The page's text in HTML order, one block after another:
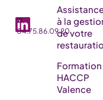
☎️
04.75.86.09.20
à la
de votre
Formation
HACCP
Valence